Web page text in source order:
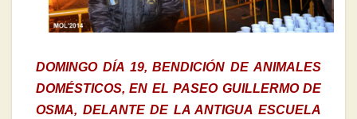
DOMINGO DÍA 19, BENDICIÓN DE ANIMALES
DOMÉSTICOS, EN EL PASEO GUILLERMO DE
OSMA, DELANTE DE LA ANTIGUA ESCUELA